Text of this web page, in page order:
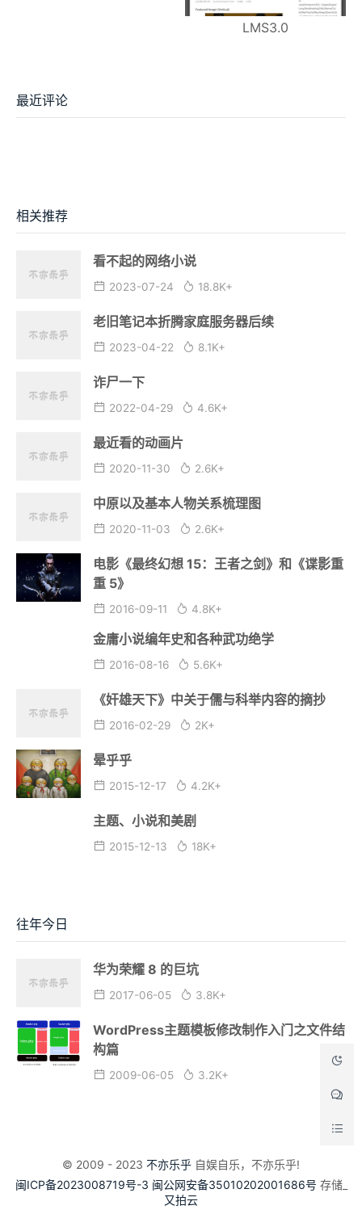
LMS3.0
最近评论
相关推荐
看不起的网络小说
2023-07-24 18.8K+
老旧笔记本折腾家庭服务器后续
2023-04-22 8.1K+
诈尸一下
2022-04-29 4.6K+
最近看的动画片
2020-11-30 2.6K+
中原以及基本人物关系梳理图
2020-11-03 2.6K+
电影《最终幻想 15：王者之剑》和《谍影重
重 5》
2016-09-11 4.8K+
金庸小说编年史和各种武功绝学
2016-08-16 5.6K+
《奸雄天下》中关于儒与科举内容的摘抄
2016-02-29 2K+
晕乎乎
2015-12-17 4.2K+
主题、小说和美剧
2015-12-13 18K+
往年今日
华为荣耀 8 的巨坑
2017-06-05 3.8K+
WordPress主题模板修改制作入门之文件结
构篇
2009-06-05 3.2K+
© 2009 - 2023 不亦乐乎 自娱自乐，不亦乐乎!
闽ICP备2023008719号-3 闽公网安备35010202001686号 存储_
又拍云